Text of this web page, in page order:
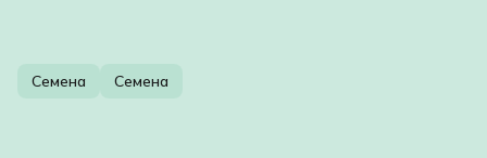
Семена Семена